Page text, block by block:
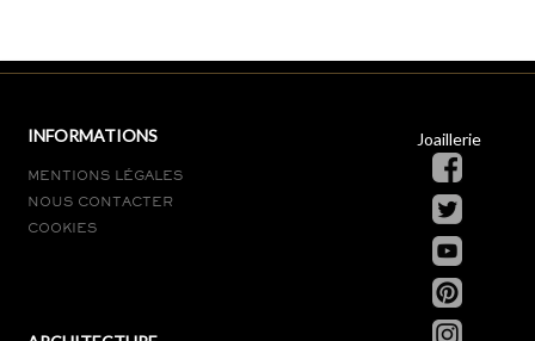
INFORMATIONS
MENTIONS LÉGALES
NOUS CONTACTER
COOKIES
Joaillerie